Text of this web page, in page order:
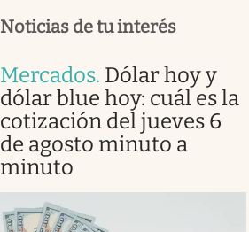
Noticias de tu interés
Mercados. Dólar hoy y
dólar blue hoy: cuál es la
cotización del jueves 6
de agosto minuto a
minuto